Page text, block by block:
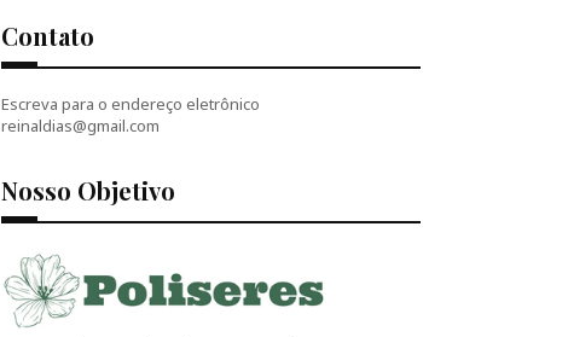
Contato
Escreva para o endereço eletrônico
reinaldias@gmail.com
Nosso Objetivo